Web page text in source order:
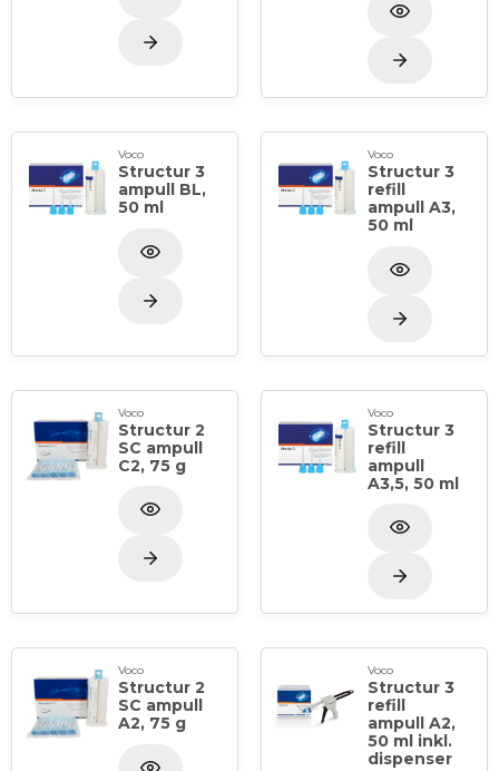
Voco
Structur 3
ampull BL,
50 ml
Voco
Structur 3
refill
ampull A3,
50 ml
Voco
Structur 2
SC ampull
C2, 75 g
Voco
Structur 3
refill
ampull
A3,5, 50 ml
Voco
Structur 2
SC ampull
A2, 75 g
Voco
Structur 3
refill
ampull A2,
50 ml inkl.
dispenser